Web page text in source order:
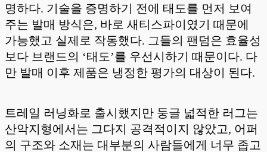
명하다. 기술을 증명하기 전에 태도를 먼저 보여
주는 발매 방식은, 바로 새티스파이였기 때문에
가능했고 실제로 작동했다. 그들의 팬덤은 효율성
보다 브랜드의 ‘태도’를 우선시하기 때문이다. 다
만 발매 이후 제품은 냉정한 평가의 대상이 된다.
트레일 러닝화로 출시했지만 둥글 넓적한 러그는
산악지형에서는 그다지 공격적이지 않았고, 어퍼
의 구조와 소재는 대부분의 사람들에게 너무 좁고